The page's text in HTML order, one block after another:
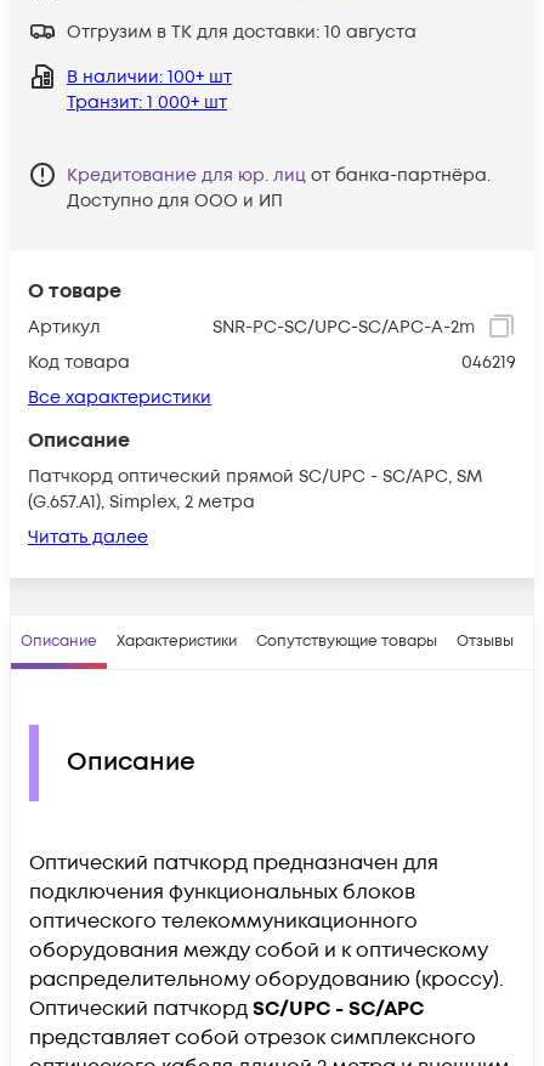
О товаре
Артикул
SNR-PC-SC/UPC-SC/APC-A-2m
Код товара
046219
Все характеристики
Описание
Патчкорд оптический прямой SC/UPC - SC/APC, SM
(G.657.A1), Simplex, 2 метра
Читать далее
Отгрузим в ТК для доставки: 10 августа
В наличии: 100+ шт
Транзит: 1 000+ шт
Кредитование для юр. лиц от банка-партнёра.
Доступно для ООО и ИП
Описание Характеристики Сопутствующие товары Отзывы
Описание
Оптический патчкорд предназначен для
подключения функциональных блоков
оптического телекоммуникационного
оборудования между собой и к оптическому
распределительному оборудованию (кроссу).
Оптический патчкордSC/UPC - SC/APC
представляет собой отрезок симплексного